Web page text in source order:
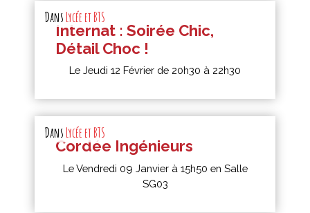
DansLycée et BTS
Internat : Soirée Chic,
Détail Choc !
Le Jeudi 12 Février de 20h30 à 22h30
DansLycée et BTS
Cordée Ingénieurs
Le Vendredi 09 Janvier à 15h50 en Salle
SG03